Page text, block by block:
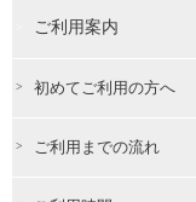
ご利用案内
初めてご利用の方へ
ご利用までの流れ